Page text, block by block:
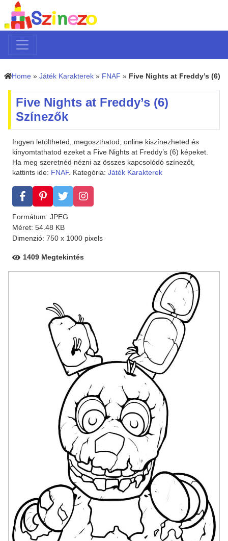
Home » Játék Karakterek » FNAF » Five Nights at Freddy’s (6)
Five Nights at Freddy’s (6)
Színezők
Ingyen letöltheted, megoszthatod, online kiszínezheted és
kinyomtathatod ezeket a Five Nights at Freddy’s (6) képeket.
Ha meg szeretnéd nézni az összes kapcsolódó színezőt,
kattints ide: FNAF. Kategória: Játék Karakterek
Formátum: JPEG
Méret: 54.48 KB
Dimenzió: 750 x 1000 pixels
1409 Megtekintés